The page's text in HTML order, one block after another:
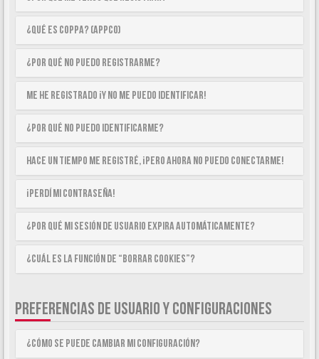
¿Qué es COPPA? (APPCO)
¿Por qué no puedo registrarme?
Me he registrado ¡y no me puedo identificar!
¿Por qué no puedo identificarme?
Hace un tiempo me registré, ¡pero ahora no puedo conectarme!
¡Perdí mi contraseña!
¿Por qué mi sesión de usuario expira automáticamente?
¿Cuál es la función de “Borrar cookies”?
PREFERENCIAS DE USUARIO Y CONFIGURACIONES
¿Cómo se puede cambiar mi configuración?